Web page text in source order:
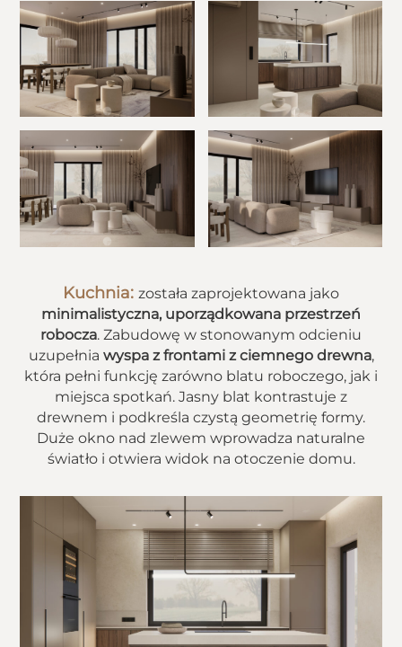
Kuchnia: została zaprojektowana jako
minimalistyczna, uporządkowana przestrzeń
robocza. Zabudowę w stonowanym odcieniu
uzupełnia wyspa z frontami z ciemnego drewna,
która pełni funkcję zarówno blatu roboczego, jak i
miejsca spotkań. Jasny blat kontrastuje z
drewnem i podkreśla czystą geometrię formy.
Duże okno nad zlewem wprowadza naturalne
światło i otwiera widok na otoczenie domu.